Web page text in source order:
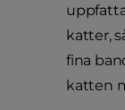
katter,
fina
katten